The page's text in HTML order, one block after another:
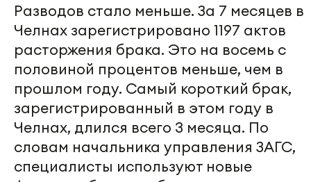
Разводов стало меньше. За 7 месяцев в
Челнах зарегистрировано 1197 актов
расторжения брака. Это на восемь с
половиной процентов меньше, чем в
прошлом году. Самый короткий брак,
зарегистрированный в этом году в
Челнах, длился всего 3 месяца. По
словам начальника управления ЗАГС,
специалисты используют новые